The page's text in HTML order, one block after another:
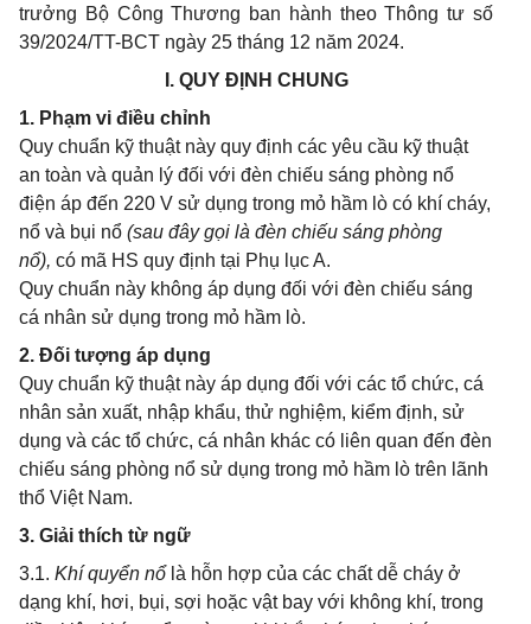
trưởng Bộ Công Thương ban hành theo Thông tư số
39/2024/TT-BCT ngày 25 tháng 12 năm 2024.
I. QUY ĐỊNH CHUNG
1. Phạm vi điều chỉnh
Quy chuẩn kỹ thuật này quy định các yêu cầu kỹ thuật
an toàn và quản lý đối với đèn chiếu sáng phòng nổ
điện áp đến 220 V sử dụng trong mỏ hầm lò có khí cháy,
nổ và bụi nổ (sau đây gọi là đèn chiếu sáng phòng
nổ), có mã HS quy định tại Phụ lục A.
Quy chuẩn này không áp dụng đối với đèn chiếu sáng
cá nhân sử dụng trong mỏ hầm lò.
2. Đối tượng áp dụng
Quy chuẩn kỹ thuật này áp dụng đối với các tổ chức, cá
nhân sản xuất, nhập khẩu, thử nghiệm, kiểm định, sử
dụng và các tổ chức, cá nhân khác có liên quan đến đèn
chiếu sáng phòng nổ sử dụng trong mỏ hầm lò trên lãnh
thổ Việt Nam.
3. Giải thích từ ngữ
3.1. Khí quyển nổlà hỗn hợp của các chất dễ cháy ở
dạng khí, hơi, bụi, sợi hoặc vật bay với không khí, trong